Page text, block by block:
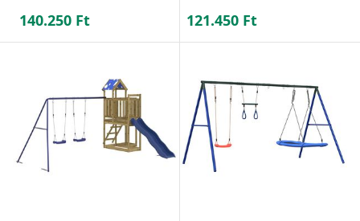
140.250 Ft 121.450 Ft